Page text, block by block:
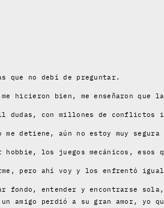
que no debí de preguntar.
me hicieron bien, me enseñaron
dudas, con millones de
me detiene, aún no estoy muy
hobbie, los juegos mecánicos, esos
pero ahí voy y los enfrentó
fondo, entender y encontrarse
un amigo perdió a su gran amor,